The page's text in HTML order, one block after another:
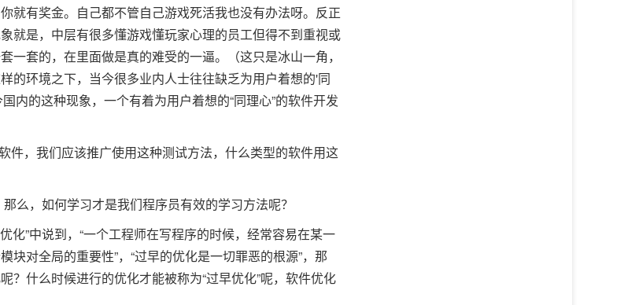
就有奖金。自己都不管自己游戏死活我也没有办法呀。反正
就是，中层有很多懂游戏懂玩家心理的员工但得不到重视或
套的，在里面做是真的难受的一逼。（这只是冰山一角，
的环境之下，当今很多业内人士往往缺乏为用户着想的'同
内的这种现象，一个有着为用户着想的“同理心”的软件开发
，我们应该推广使用这种测试方法，什么类型的软件用这
么，如何学习才是我们程序员有效的学习方法呢？
”中说到，“一个工程师在写程序的时候，经常容易在某一
对全局的重要性”，“过早的优化是一切罪恶的根源”，那
什么时候进行的优化才能被称为“过早优化”呢，软件优化